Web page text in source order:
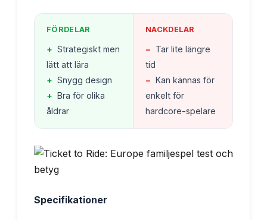
FÖRDELAR
+ Strategiskt men
lätt att lära
+ Snygg design
+ Bra för olika
åldrar
NACKDELAR
− Tar lite längre
tid
− Kan kännas för
enkelt för
hardcore-spelare
Specifikationer